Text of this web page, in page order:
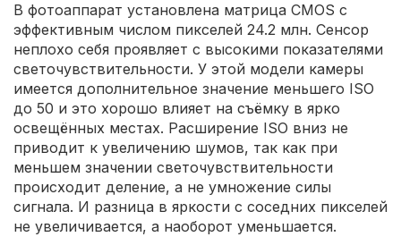
В фотоаппарат установлена матрица CMOS с
эффективным числом пикселей 24.2 млн. Сенсор
неплохо себя проявляет с высокими показателями
светочувствительности. У этой модели камеры
имеется дополнительное значение меньшего ISO
до 50 и это хорошо влияет на съёмку в ярко
освещённых местах. Расширение ISO вниз не
приводит к увеличению шумов, так как при
меньшем значении светочувствительности
происходит деление, а не умножение силы
сигнала. И разница в яркости с соседних пикселей
не увеличивается, а наоборот уменьшается.